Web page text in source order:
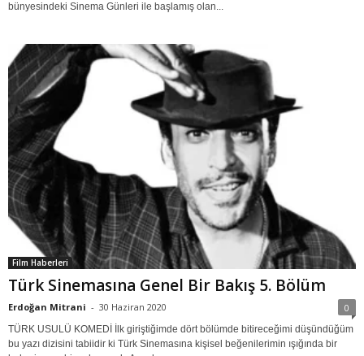
bünyesindeki Sinema Günleri ile başlamış olan...
Film Haberleri
Türk Sinemasına Genel Bir Bakış 5. Bölüm
Erdoğan Mitrani - 30 Haziran 2020 0
TÜRK USULÜ KOMEDİ İlk giriştiğimde dört bölümde bitireceğimi düşündüğüm
bu yazı dizisini tabiidir ki Türk Sinemasına kişisel beğenilerimin ışığında bir